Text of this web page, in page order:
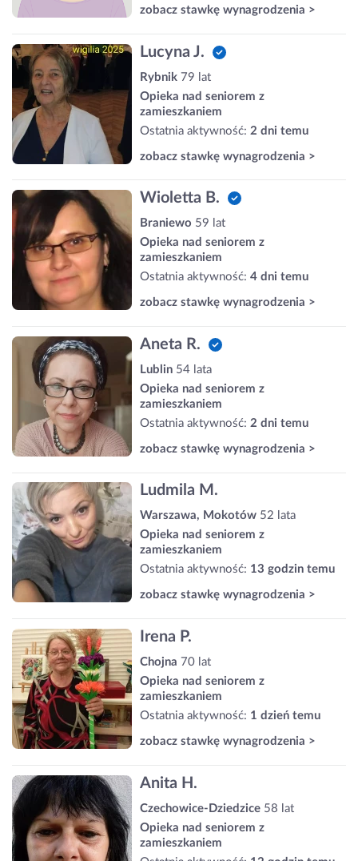
zobacz stawkę wynagrodzenia >
Lucyna J.
Rybnik 79 lat
Opieka nad seniorem z
zamieszkaniem
Ostatnia aktywność: 2 dni temu
zobacz stawkę wynagrodzenia >
Wioletta B.
Braniewo 59 lat
Opieka nad seniorem z
zamieszkaniem
Ostatnia aktywność: 4 dni temu
zobacz stawkę wynagrodzenia >
Aneta R.
Lublin 54 lata
Opieka nad seniorem z
zamieszkaniem
Ostatnia aktywność: 2 dni temu
zobacz stawkę wynagrodzenia >
Ludmila M.
Warszawa, Mokotów 52 lata
Opieka nad seniorem z
zamieszkaniem
Ostatnia aktywność: 13 godzin temu
zobacz stawkę wynagrodzenia >
Irena P.
Chojna 70 lat
Opieka nad seniorem z
zamieszkaniem
Ostatnia aktywność: 1 dzień temu
zobacz stawkę wynagrodzenia >
Anita H.
Czechowice-Dziedzice 58 lat
Opieka nad seniorem z
zamieszkaniem